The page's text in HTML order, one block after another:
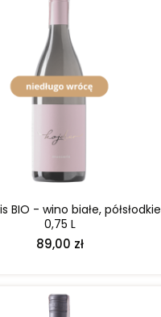
BIO - wino białe, półsłodkie
0,75 L
89,00 zł